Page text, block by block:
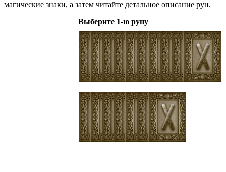
магические знаки, а затем читайте детальное описание рун.
Выберите 1-ю руну